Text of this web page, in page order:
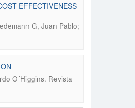
EFFECTIVENESS
G, Juan Pablo;
O´Higgins. Revista